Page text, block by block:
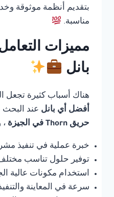
بتقديم أنظمة موثوقة
مناسبة.
مميزات
بانل
هناك أسباب كثيرة تجعل
أفضل أي بانل عند
حريق Thorn في الجيزة
خبرة عملية في تنفيذ
توفير حلول تناسب
استخدام مكونات عالية
سرعة في المعاينة